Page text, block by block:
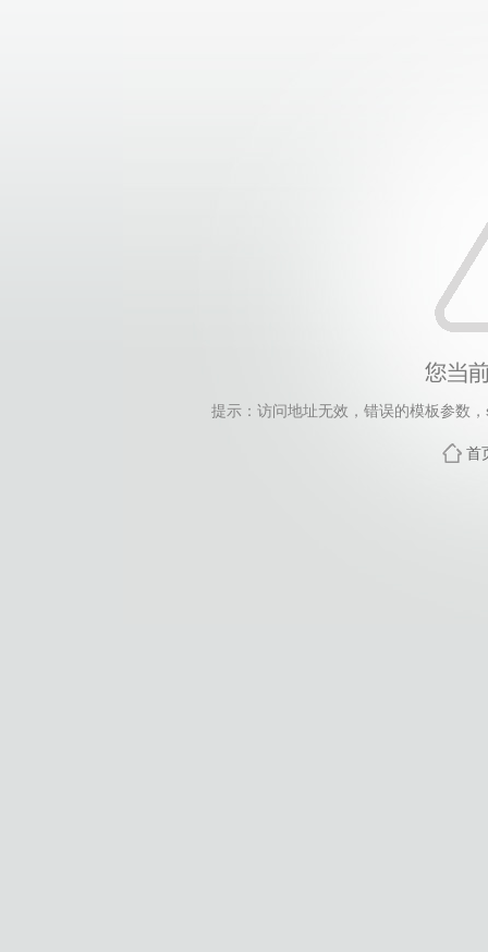
提示：访问地址无效，错误的模板参数
首